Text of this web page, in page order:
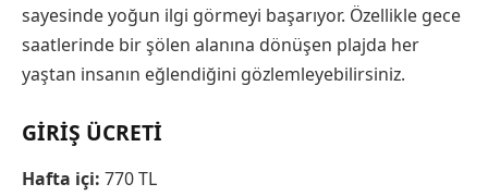
sayesinde yoğun ilgi görmeyi başarıyor. Özellikle gece
saatlerinde bir şölen alanına dönüşen plajda her
yaştan insanın eğlendiğini gözlemleyebilirsiniz.
GIRIŞ ÜCRETI
Hafta içi: 770 TL